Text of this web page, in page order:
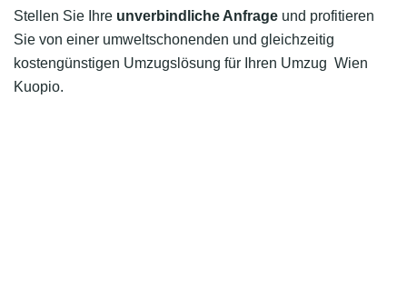
Stellen Sie Ihre unverbindliche Anfrage und profitieren
Sie von einer umweltschonenden und gleichzeitig
kostengünstigen Umzugslösung für Ihren Umzug Wien
Kuopio.